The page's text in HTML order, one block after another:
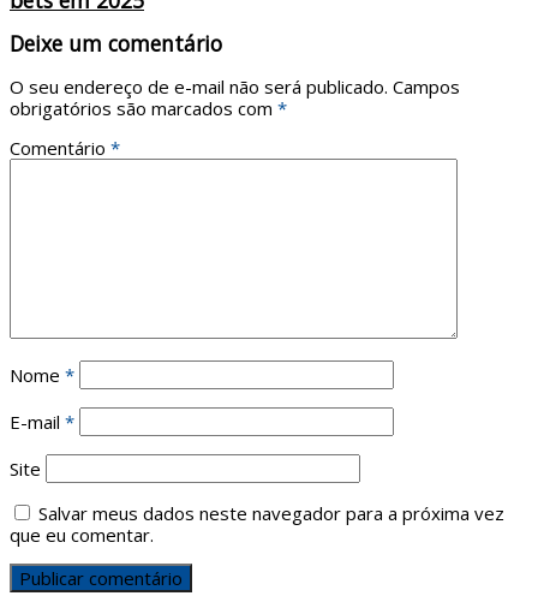
Deixe um comentário
O seu endereço de e-mail não será publicado. Campos
obrigatórios são marcados com *
Comentário *
Nome *
E-mail *
Site
Salvar meus dados neste navegador para a próxima vez
que eu comentar.